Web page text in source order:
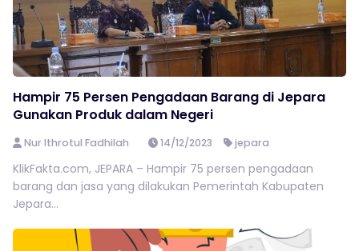
Hampir 75 Persen Pengadaan Barang di Jepara
Gunakan Produk dalam Negeri
Nur Ithrotul Fadhilah 14/12/2023 jepara
KlikFakta.com, JEPARA – Hampir 75 persen pengadaan
barang dan jasa yang dilakukan Pemerintah Kabupaten
Jepara...